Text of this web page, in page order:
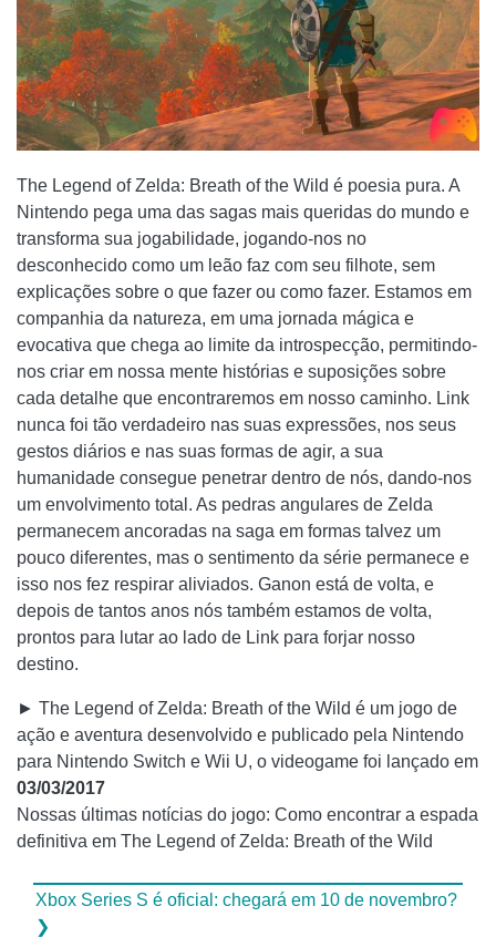
The Legend of Zelda: Breath of the Wild é poesia pura. A
Nintendo pega uma das sagas mais queridas do mundo e
transforma sua jogabilidade, jogando-nos no
desconhecido como um leão faz com seu filhote, sem
explicações sobre o que fazer ou como fazer. Estamos em
companhia da natureza, em uma jornada mágica e
evocativa que chega ao limite da introspecção, permitindo-
nos criar em nossa mente histórias e suposições sobre
cada detalhe que encontraremos em nosso caminho. Link
nunca foi tão verdadeiro nas suas expressões, nos seus
gestos diários e nas suas formas de agir, a sua
humanidade consegue penetrar dentro de nós, dando-nos
um envolvimento total. As pedras angulares de Zelda
permanecem ancoradas na saga em formas talvez um
pouco diferentes, mas o sentimento da série permanece e
isso nos fez respirar aliviados. Ganon está de volta, e
depois de tantos anos nós também estamos de volta,
prontos para lutar ao lado de Link para forjar nosso
destino.
► The Legend of Zelda: Breath of the Wild é um jogo de
ação e aventura desenvolvido e publicado pela Nintendo
para Nintendo Switch e Wii U, o videogame foi lançado em
03/03/2017
Nossas últimas notícias do jogo: Como encontrar a espada
definitiva em The Legend of Zelda: Breath of the Wild
Xbox Series S é oficial: chegará em 10 de novembro?
❯